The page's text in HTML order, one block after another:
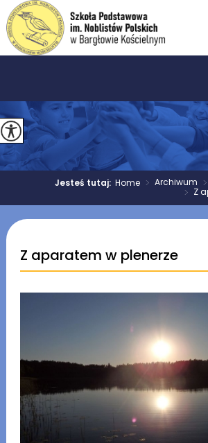
Jesteś tutaj:Home > Archiwum >
> Z
Z aparatem w plenerze